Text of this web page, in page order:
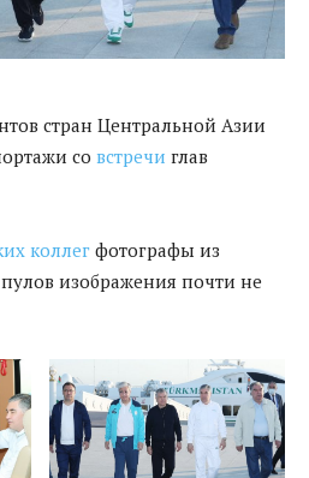
стран Центральной Азии
со встречи глав
коллегфотографы из
изображения почти не